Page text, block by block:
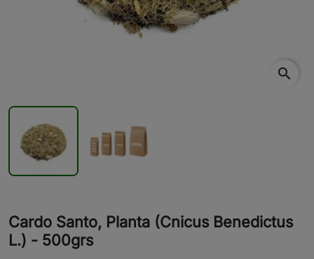
search
Cardo Santo, Planta (Cnicus Benedictus
L.) - 500grs